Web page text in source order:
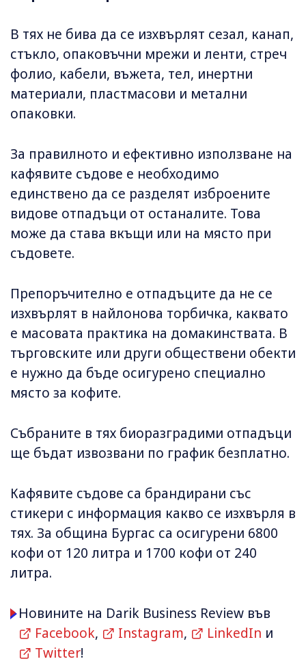
В тях не бива да се изхвърлят сезал, канап,
стъкло, опаковъчни мрежи и ленти, стреч
фолио, кабели, въжета, тел, инертни
материали, пластмасови и метални
опаковки.
За правилното и ефективно използване на
кафявите съдове е необходимо
единствено да се разделят изброените
видове отпадъци от останалите. Това
може да става вкъщи или на място при
съдовете.
Препоръчително е отпадъците да не се
изхвърлят в найлонова торбичка, каквато
е масовата практика на домакинствата. В
търговските или други обществени обекти
е нужно да бъде осигурено специално
място за кофите.
Събраните в тях биоразградими отпадъци
ще бъдат извозвани по график безплатно.
Кафявите съдове са брандирани със
стикери с информация какво се изхвърля в
тях. За община Бургас са осигурени 6800
кофи от 120 литра и 1700 кофи от 240
литра.
Новините на Darik Business Review във
Facebook, Instagram, LinkedIn и
Twitter!